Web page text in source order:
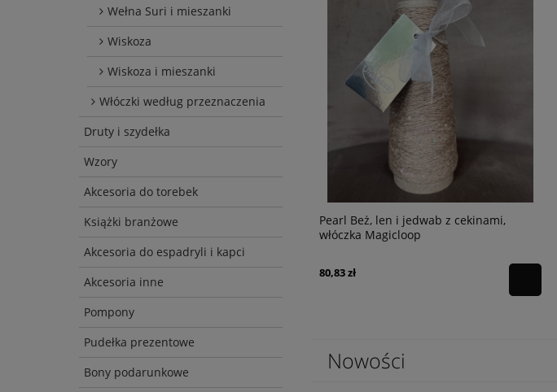
Wełna Suri i mieszanki
Wiskoza
Wiskoza i mieszanki
Włóczki według przeznaczenia
Druty i szydełka
Wzory
Akcesoria do torebek
Książki branżowe
Akcesoria do espadryli i kapci
Akcesoria inne
Pompony
Pudełka prezentowe
Bony podarunkowe
Pearl Ecru, len i jedwab z cekinami,
Pearl Beż, len i jedwab z cekinami,
włóczka Magicloop
80,83 zł
Nowości